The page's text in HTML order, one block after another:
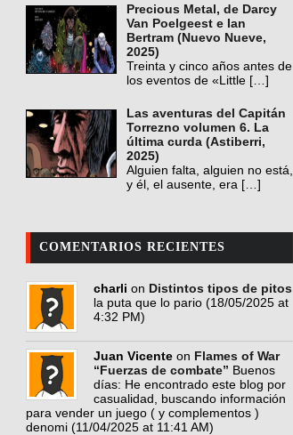
Precious Metal, de Darcy
Van Poelgeest e Ian
Bertram (Nuevo Nueve,
2025)
Treinta y cinco años antes de
los eventos de «Little […]
Las aventuras del Capitán
Torrezno volumen 6. La
última curda (Astiberri,
2025)
Alguien falta, alguien no está,
y él, el ausente, era […]
COMENTARIOS RECIENTES
charli on Distintos tipos de pitos
la puta que lo pario (18/05/2025 at
4:32 PM)
Juan Vicente on Flames of War
“Fuerzas de combate” Buenos
días: He encontrado este blog por
casualidad, buscando información
para vender un juego ( y complementos )
denomi (11/04/2025 at 11:41 AM)